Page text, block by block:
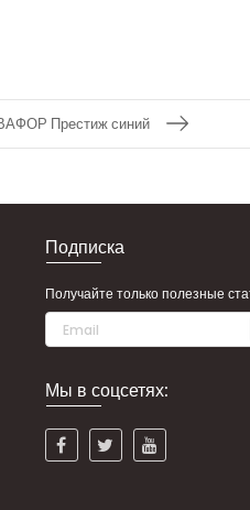
Престиж синий
Подписка
Получайте только полезные
Мы в соцсетях: